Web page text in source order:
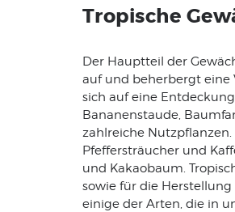
Tropische
Der Hauptteil der
auf und beherbergt eine
sich auf eine
Bananenstaude,
zahlreiche
Pfeffersträucher und
und Kakaobaum.
sowie für die
einige der Arten, die in